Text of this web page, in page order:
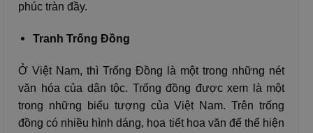
phúc tràn đầy.
Tranh Trống Đồng
Ở Việt Nam, thì Trống Đồng là một trong những nét
văn hóa của dân tộc. Trống đồng được xem là một
trong những biểu tượng của Việt Nam. Trên trống
đồng có nhiều hình dáng, họa tiết hoa văn để thể hiện